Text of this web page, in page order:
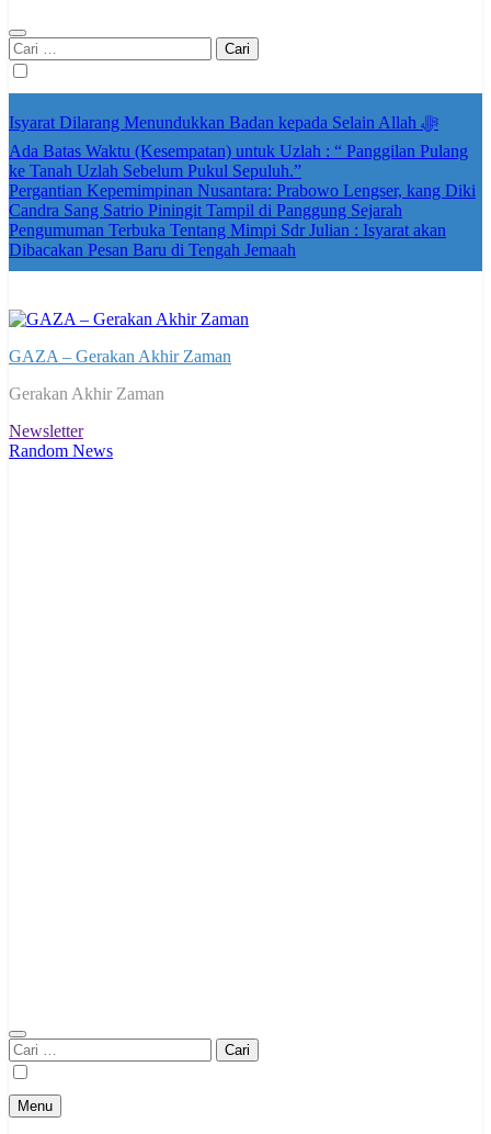
Cari
untuk:
Isyarat Dilarang Menundukkan Badan kepada Selain Allah ﷻ
Ada Batas Waktu (Kesempatan) untuk Uzlah : “ Panggilan Pulang
ke Tanah Uzlah Sebelum Pukul Sepuluh.”
Pergantian Kepemimpinan Nusantara: Prabowo Lengser, kang Diki
Candra Sang Satrio Piningit Tampil di Panggung Sejarah
Pengumuman Terbuka Tentang Mimpi Sdr Julian : Isyarat akan
Dibacakan Pesan Baru di Tengah Jemaah
GAZA – Gerakan Akhir Zaman
Gerakan Akhir Zaman
Newsletter
Random News
Cari
untuk:
Menu